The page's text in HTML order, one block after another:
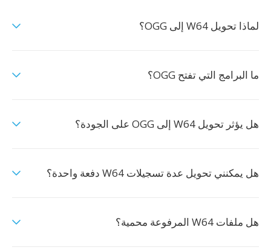
لماذا تحويل W64 إلى OGG؟
ما البرامج التي تفتح OGG؟
هل يؤثر تحويل W64 إلى OGG على الجودة؟
هل يمكنني تحويل عدة تسجيلات W64 دفعة واحدة؟
هل ملفات W64 المرفوعة محمية؟